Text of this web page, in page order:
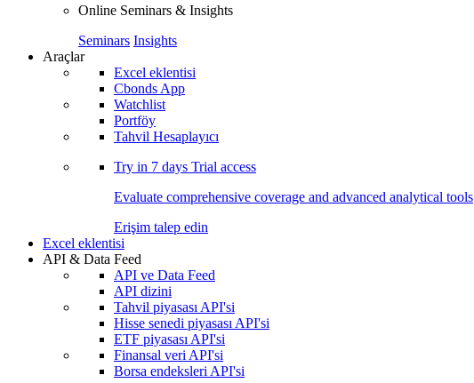
Online Seminars & Insights
Seminars Insights
Araçlar
Excel eklentisi
Cbonds App
Watchlist
Portföy
Tahvil Hesaplayıcı
Try in 7 days Trial access
Evaluate comprehensive coverage and advanced analytical tools
Erişim talep edin
Excel eklentisi
API & Data Feed
API ve Data Feed
API dizini
Tahvil piyasası API'si
Hisse senedi piyasası API'si
ETF piyasası API'si
Finansal veri API'si
Borsa endeksleri API'si